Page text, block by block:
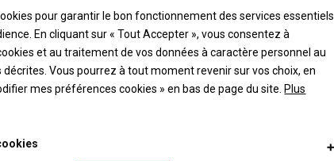
ont pris d'assaut les réseaux sociaux. Tous les
pour garantir le bon fonctionnement des services essentiels
En cliquant sur « Tout Accepter », vous consentez à
et au traitement de vos données à caractère personnel au
Vous pourrez à tout moment revenir sur vos choix, en
mes préférences cookies » en bas de page du site. Plus